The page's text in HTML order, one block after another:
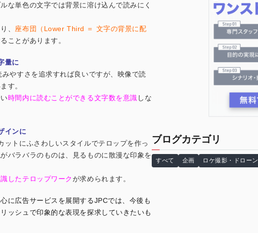
な単色の文字では背景に溶け込んで読みにく
、 座布団（Lower Third ＝ 文字の背景に配
ことがあります。
量に
やすさを追求すれば良いですが、映像で読
す。
時間内に読むことができる文字数を意識 しな
インに
ットにふさわしいスタイルでテロップを作っ
バラバラのものは、見るものに散漫な印象を
したテロップワークが求められます。
に広告サービスを展開するJPCでは、今後も
ッシュで印象的な表現を探求していきたいも
ブログカテゴリ
すべて 企画 ロケ撮影・ドローン